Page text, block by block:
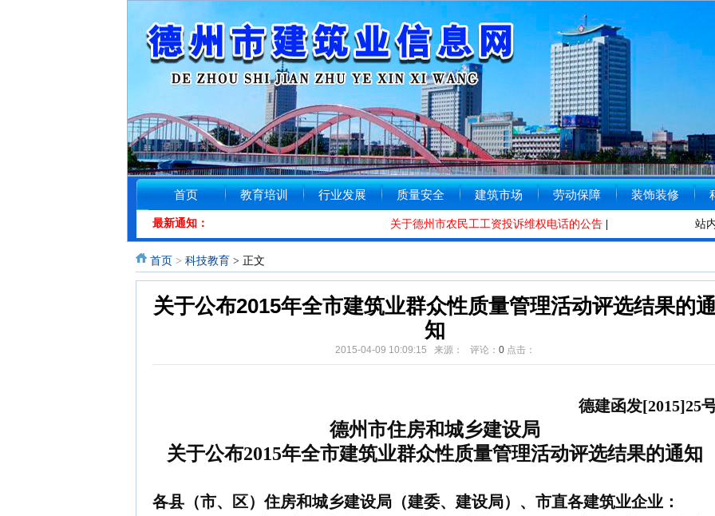
首页 教育培训 行业发展 质量安全 建筑市场 劳动保障 装饰装修
站
最新通知： 关于德州市农民工工资投诉维权电话的公告[2020-01-08] 德州市住房
首页 > 科技教育 > 正文
关于公布2015年全市建筑业群众性质量管理活动评选结果的
知
2015-04-09 10:09:15 来源： 评论： 0点击：
德建函发[2015]25
德州市住房和城乡建设局
关于公布2015年全市建筑业群众性质量管理活动评选结果的通知
各县（市、区）住房和城乡建设局（建委、建设局）、市直各建筑业企业：